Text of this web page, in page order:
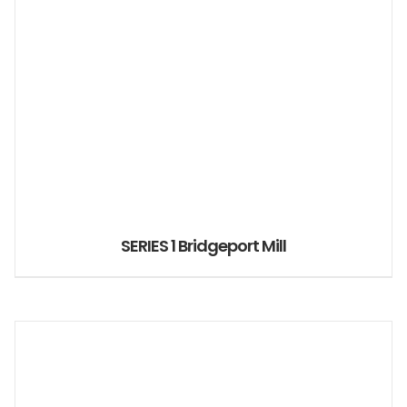
SERIES 1 Bridgeport Mill